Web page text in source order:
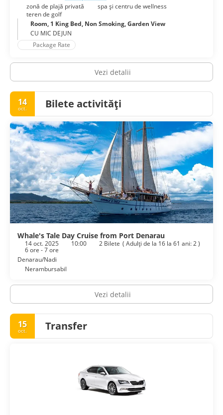
zonă de plajă privată
spa și centru de wellness
teren de golf
Room, 1 King Bed, Non Smoking, Garden View
CU MIC DEJUN
Package Rate
Vezi detalii
14
oct. Bilete activități
Whale's Tale Day Cruise from Port Denarau
14 oct. 2025 10:00 2 Bilete ( Adulţi de la 16 la 61 ani: 2)
6 ore - 7 ore
Denarau/Nadi
Nerambursabil
Vezi detalii
15
oct. Transfer